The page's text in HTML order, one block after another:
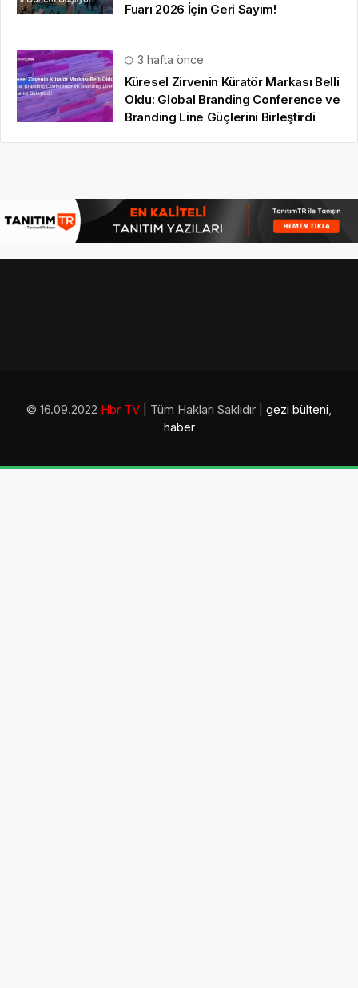
Fuarı 2026 İçin Geri Sayım!
3 hafta önce
Küresel Zirvenin Küratör Markası Belli
Oldu: Global Branding Conference ve
Branding Line Güçlerini Birleştirdi
© 16.09.2022 Hbr TV | Tüm Hakları Saklıdır | gezi bülteni,
haber